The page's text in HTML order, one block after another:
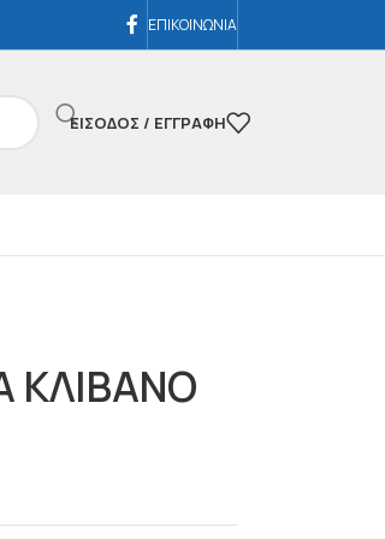
ΕΠΙΚΟΙΝΩΝΙΑ
ΕΊΣΟΔΟΣ / ΕΓΓΡΑΦΉ
ΚΛΙΒΑΝΟ